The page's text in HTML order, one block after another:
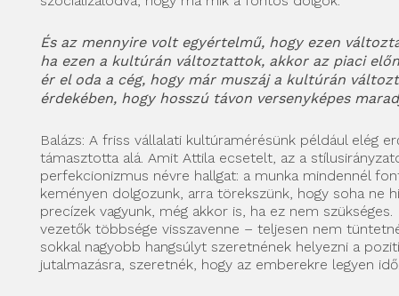
És az mennyire volt egyértelmű, hogy ezen
ha ezen a kultúrán változtattok, akkor az piaci
ér el oda a cég, hogy már muszáj a kultúrán
érdekében, hogy hosszú távon versenyképes
Balázs: A friss vállalati kultúramérésünk például elég
támasztotta alá. Amit Attila ecsetelt, az a
perfekcionizmus névre hallgat: a munka mindennél
keményen dolgozunk, arra törekszünk, hogy soha ne
precízek vagyunk, még akkor is, ha ez nem szükséges.
vezetők többsége visszavenne – teljesen nem
sokkal nagyobb hangsúlyt szeretnének helyezni a
jutalmazásra, szeretnék, hogy az emberekre legyen